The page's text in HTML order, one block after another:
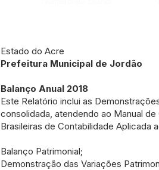
Estado do Acre
Prefeitura Municipal de Jordão
Balanço Anual 2018
Este Relatório inclui as
consolidada, atendendo ao Manual
Brasileiras de Contabilidade Aplicada
Balanço Patrimonial;
Demonstração das Variações